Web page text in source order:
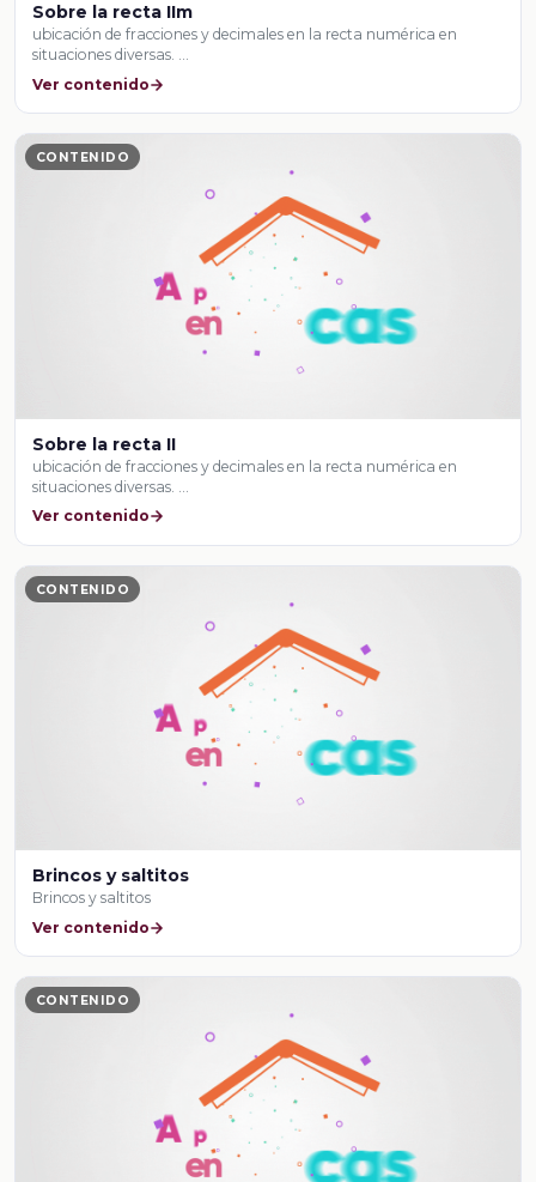
Sobre la recta IIm
ubicación de fracciones y decimales en la recta numérica en
situaciones diversas. …
Ver contenido
CONTENIDO
Sobre la recta II
ubicación de fracciones y decimales en la recta numérica en
situaciones diversas. …
Ver contenido
CONTENIDO
Brincos y saltitos
Brincos y saltitos
Ver contenido
CONTENIDO